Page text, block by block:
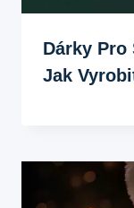
Dárky Pro
Jak